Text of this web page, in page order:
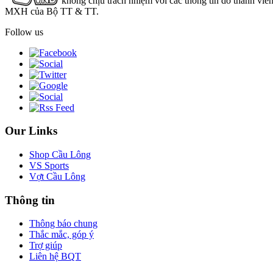
MXH của Bộ TT & TT.
Follow us
Our Links
Shop Cầu Lông
VS Sports
Vợt Cầu Lông
Thông tin
Thông báo chung
Thắc mắc, góp ý
Trợ giúp
Liên hệ BQT